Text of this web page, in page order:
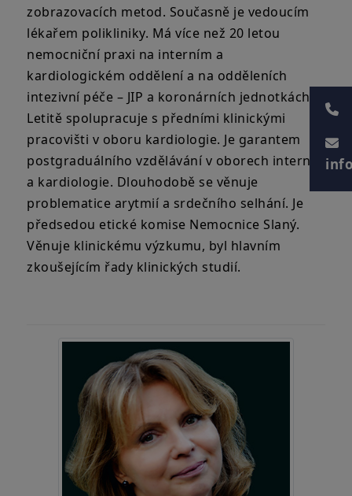
zobrazovacích metod. Současně je vedoucím
lékařem polikliniky. Má více než 20 letou
nemocniční praxi na interním a
kardiologickém oddělení a na odděleních
intezivní péče – JIP a koronárních jednotkách.
Letitě spolupracuje s předními klinickými
pracovišti v oboru kardiologie. Je garantem
postgraduálního vzdělávání v oborech interna
a kardiologie. Dlouhodobě se věnuje
problematice arytmií a srdečního selhání. Je
předsedou etické komise Nemocnice Slaný.
Věnuje klinickému výzkumu, byl hlavním
zkoušejícím řady klinických studií.